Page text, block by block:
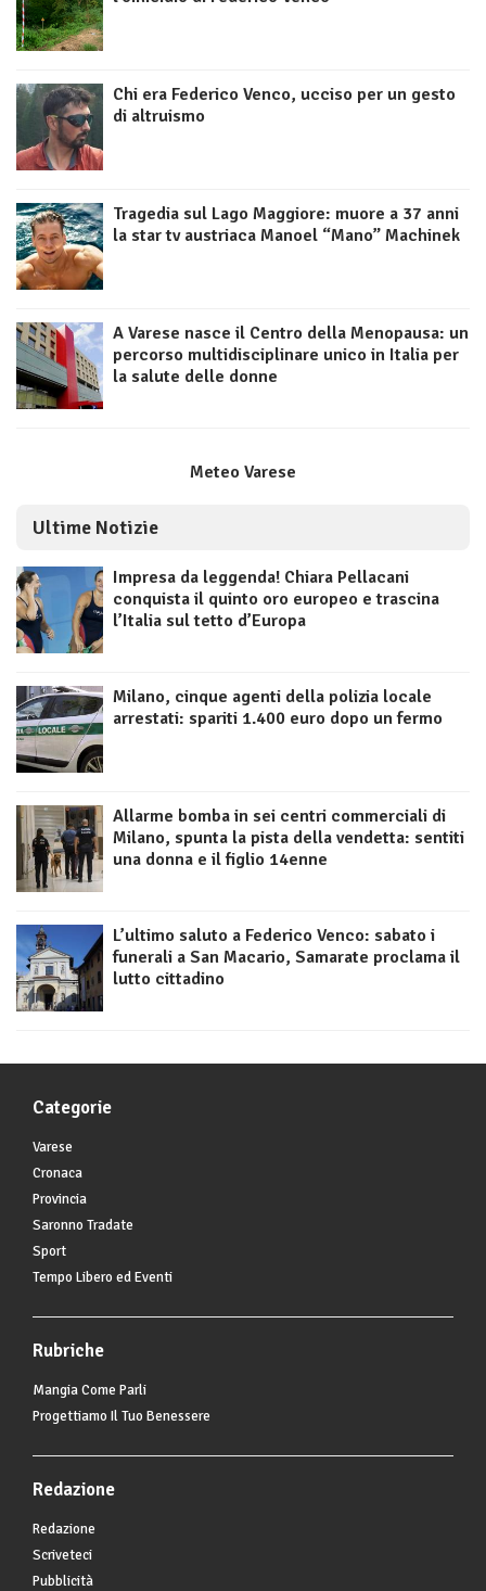
Chi era Federico Venco, ucciso per un gesto
di altruismo
Tragedia sul Lago Maggiore: muore a 37 anni
la star tv austriaca Manoel “Mano” Machinek
A Varese nasce il Centro della Menopausa: un
percorso multidisciplinare unico in Italia per
la salute delle donne
Meteo Varese
Ultime Notizie
Impresa da leggenda! Chiara Pellacani
conquista il quinto oro europeo e trascina
l’Italia sul tetto d’Europa
Milano, cinque agenti della polizia locale
arrestati: spariti 1.400 euro dopo un fermo
Allarme bomba in sei centri commerciali di
Milano, spunta la pista della vendetta: sentiti
una donna e il figlio 14enne
L’ultimo saluto a Federico Venco: sabato i
funerali a San Macario, Samarate proclama il
lutto cittadino
Categorie
Varese
Cronaca
Provincia
Saronno Tradate
Sport
Tempo Libero ed Eventi
Rubriche
Mangia Come Parli
Progettiamo Il Tuo Benessere
Redazione
Redazione
Scriveteci
Pubblicità